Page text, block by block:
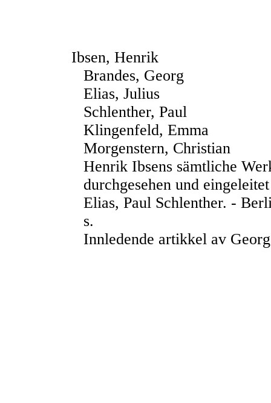
Ibsen, Henrik
Brandes, Georg
Elias, Julius
Schlenther, Paul
Klingenfeld, Emma
Morgenstern, Christian
Henrik Ibsens sämtliche
durchgesehen und
Elias, Paul Schlenther. -
s.
Innledende artikkel av